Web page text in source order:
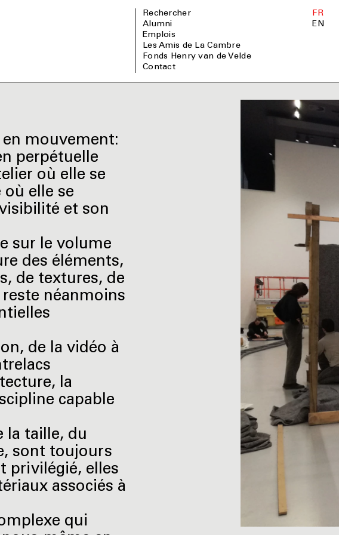
Rechercher
Alumni
Emplois
Les Amis de La Cambre
Fonds Henry van de Velde
Contact
FR
EN
mouvement:
perpétuelle
où elle se
où elle se
et son
sur le volume
des éléments,
de textures, de
néanmoins
de la vidéo à
la
capable
la taille, du
sont toujours
privilégié, elles
associés à
qui